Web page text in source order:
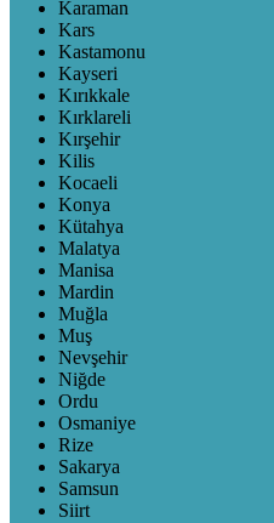
Karaman
Kars
Kastamonu
Kayseri
Kırıkkale
Kırklareli
Kırşehir
Kilis
Kocaeli
Konya
Kütahya
Malatya
Manisa
Mardin
Muğla
Muş
Nevşehir
Niğde
Ordu
Osmaniye
Rize
Sakarya
Samsun
Siirt